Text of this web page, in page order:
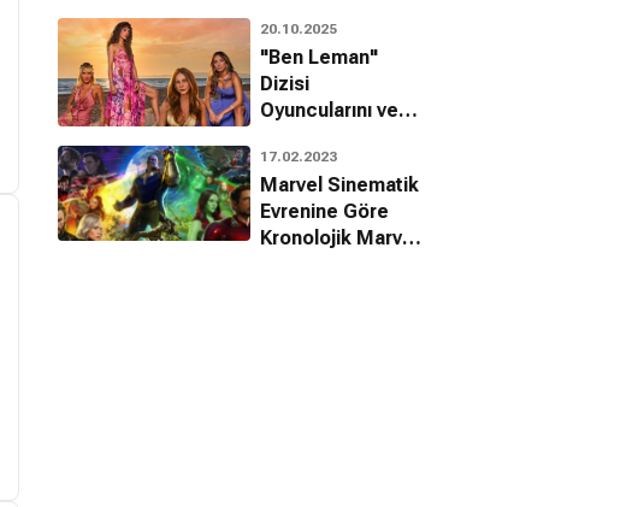
20.10.2025
"Ben Leman"
Dizisi
Oyuncularını ve
Tanıyalım!
17.02.2023
Marvel Sinematik
Evrenine Göre
Kronolojik Marvel